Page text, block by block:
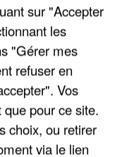
LES REFUGES
sur "Accepter
les
"Gérer mes
refuser en
Vos
pour ce site.
choix, ou retirer
via le lien